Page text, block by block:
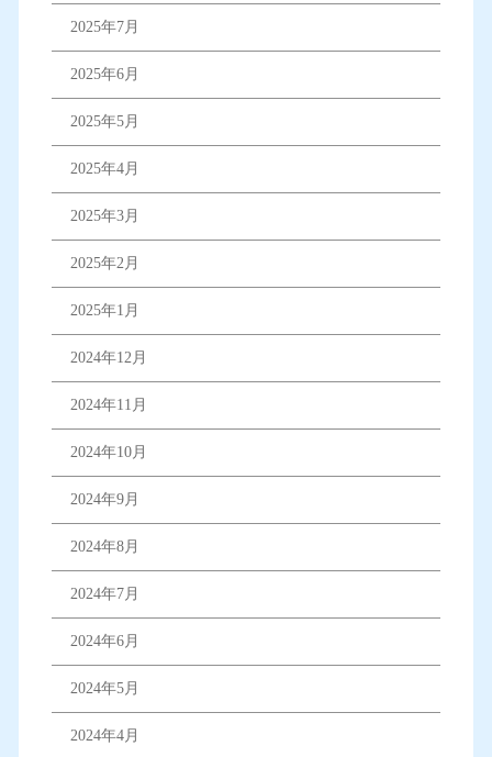
2025年7月
2025年6月
2025年5月
2025年4月
2025年3月
2025年2月
2025年1月
2024年12月
2024年11月
2024年10月
2024年9月
2024年8月
2024年7月
2024年6月
2024年5月
2024年4月